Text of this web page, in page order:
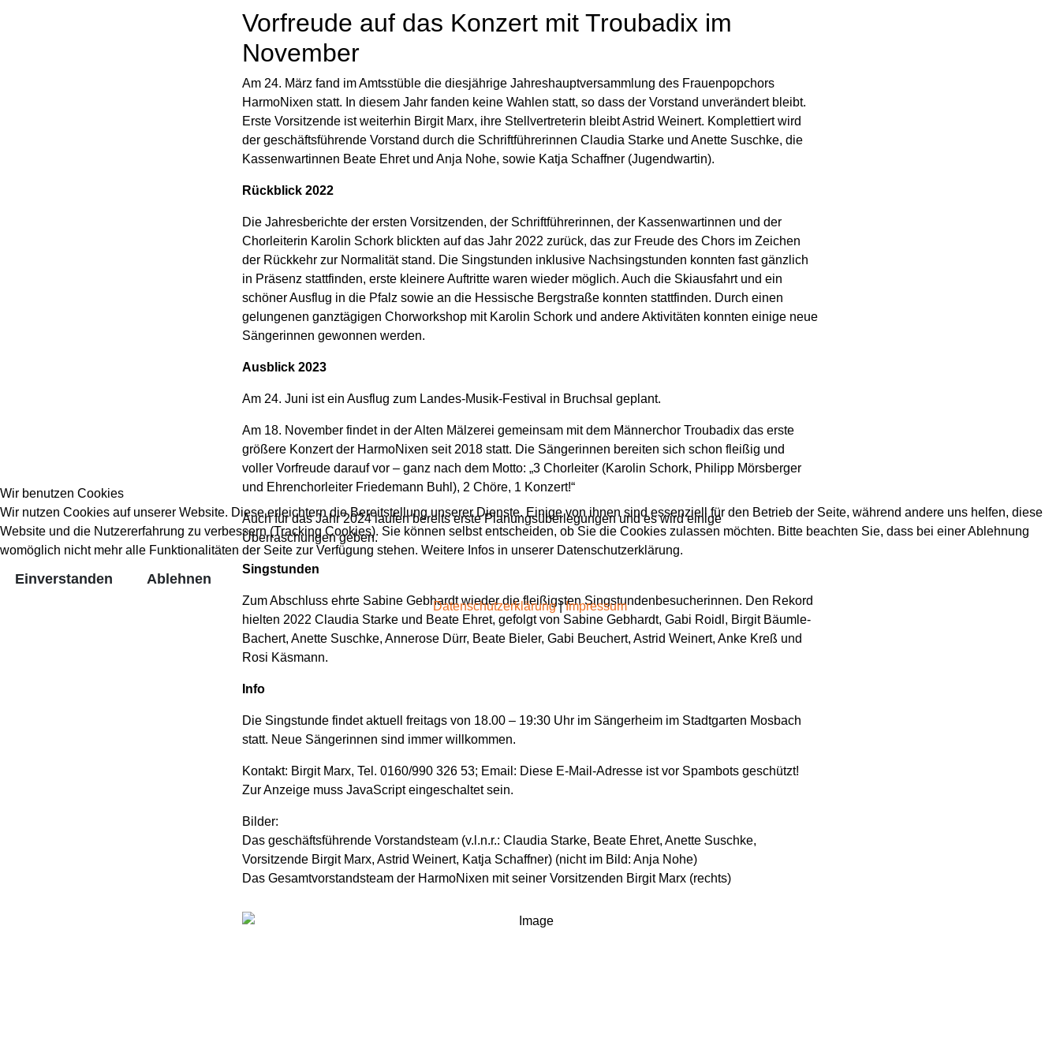
Vorfreude auf das Konzert mit Troubadix im
November
Am 24. März fand im Amtsstüble die diesjährige Jahreshauptversammlung des Frauenpopchors
HarmoNixen statt. In diesem Jahr fanden keine Wahlen statt, so dass der Vorstand unverändert bleibt.
Erste Vorsitzende ist weiterhin Birgit Marx, ihre Stellvertreterin bleibt Astrid Weinert. Komplettiert wird
der geschäftsführende Vorstand durch die Schriftführerinnen Claudia Starke und Anette Suschke, die
Kassenwartinnen Beate Ehret und Anja Nohe, sowie Katja Schaffner (Jugendwartin).
Rückblick 2022
Die Jahresberichte der ersten Vorsitzenden, der Schriftführerinnen, der Kassenwartinnen und der
Chorleiterin Karolin Schork blickten auf das Jahr 2022 zurück, das zur Freude des Chors im Zeichen
der Rückkehr zur Normalität stand. Die Singstunden inklusive Nachsingstunden konnten fast gänzlich
in Präsenz stattfinden, erste kleinere Auftritte waren wieder möglich. Auch die Skiausfahrt und ein
schöner Ausflug in die Pfalz sowie an die Hessische Bergstraße konnten stattfinden. Durch einen
gelungenen ganztägigen Chorworkshop mit Karolin Schork und andere Aktivitäten konnten einige neue
Sängerinnen gewonnen werden.
Ausblick 2023
Am 24. Juni ist ein Ausflug zum Landes-Musik-Festival in Bruchsal geplant.
Am 18. November findet in der Alten Mälzerei gemeinsam mit dem Männerchor Troubadix das erste
größere Konzert der HarmoNixen seit 2018 statt. Die Sängerinnen bereiten sich schon fleißig und
voller Vorfreude darauf vor – ganz nach dem Motto: „3 Chorleiter (Karolin Schork, Philipp Mörsberger
und Ehrenchorleiter Friedemann Buhl), 2 Chöre, 1 Konzert!“
Auch für das Jahr 2024 laufen bereits erste Planungsüberlegungen und es wird einige
Überraschungen geben.
Singstunden
Zum Abschluss ehrte Sabine Gebhardt wieder die fleißigsten Singstundenbesucherinnen. Den Rekord
hielten 2022 Claudia Starke und Beate Ehret, gefolgt von Sabine Gebhardt, Gabi Roidl, Birgit Bäumle-
Bachert, Anette Suschke, Annerose Dürr, Beate Bieler, Gabi Beuchert, Astrid Weinert, Anke Kreß und
Rosi Käsmann.
Info
Die Singstunde findet aktuell freitags von 18.00 – 19:30 Uhr im Sängerheim im Stadtgarten Mosbach
statt. Neue Sängerinnen sind immer willkommen.
Kontakt: Birgit Marx, Tel. 0160/990 326 53; Email: Diese E-Mail-Adresse ist vor Spambots geschützt!
Zur Anzeige muss JavaScript eingeschaltet sein.
Bilder:
Das geschäftsführende Vorstandsteam (v.l.n.r.: Claudia Starke, Beate Ehret, Anette Suschke,
Vorsitzende Birgit Marx, Astrid Weinert, Katja Schaffner) (nicht im Bild: Anja Nohe)
Das Gesamtvorstandsteam der HarmoNixen mit seiner Vorsitzenden Birgit Marx (rechts)
Wir benutzen Cookies
Wir nutzen Cookies auf unserer Website. Diese erleichtern die Bereitstellung unserer Dienste. Einige von ihnen sind essenziell für den Betrieb der Seite, während andere uns helfen, diese
Website und die Nutzererfahrung zu verbessern (Tracking Cookies). Sie können selbst entscheiden, ob Sie die Cookies zulassen möchten. Bitte beachten Sie, dass bei einer Ablehnung
womöglich nicht mehr alle Funktionalitäten der Seite zur Verfügung stehen. Weitere Infos in unserer Datenschutzerklärung.
Einverstanden Ablehnen
Datenschutzerklärung|Impressum